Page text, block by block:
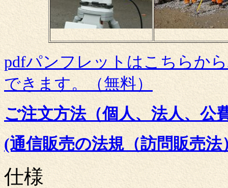
pdfパンフレットはこちらか
できます。（無料）
ご注文方法（個人、法人、公
(通信販売の法規（訪問販売
仕様